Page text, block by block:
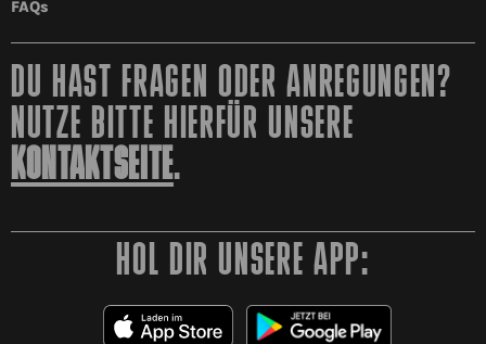
FAQs
DU HAST FRAGEN ODER ANREGUNGEN?
NUTZE BITTE HIERFÜR UNSERE
KONTAKTSEITE.
HOL DIR UNSERE APP: